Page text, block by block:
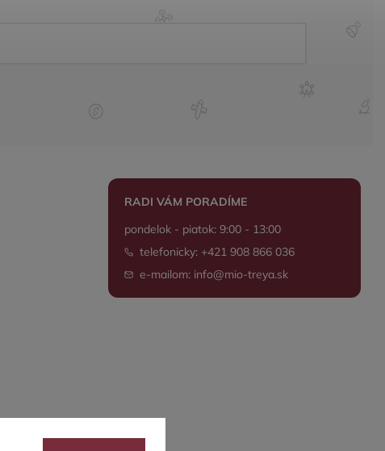
RADI VÁM PORADÍME
pondelok - piatok: 9:00 - 13:00
telefonicky: +421 908 866 036
e-mailom: info@mio-treya.sk